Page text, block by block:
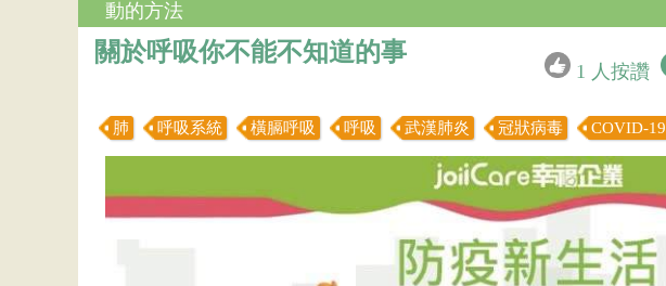
動的方法
關於呼吸你不能不知道的事
1 人按讚
肺 呼吸系統 橫膈呼吸 呼吸 武漢肺炎 冠狀病毒 COVID-19